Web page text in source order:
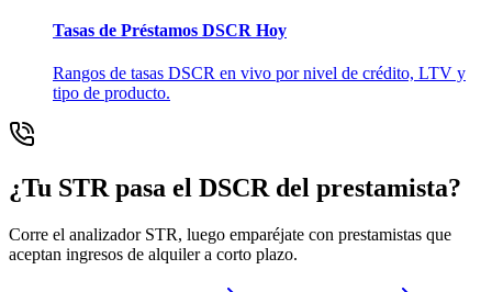
Tasas de Préstamos DSCR Hoy
Rangos de tasas DSCR en vivo por nivel de crédito, LTV y
tipo de producto.
¿Tu STR pasa el DSCR del prestamista?
Corre el analizador STR, luego emparéjate con prestamistas que
aceptan ingresos de alquiler a corto plazo.